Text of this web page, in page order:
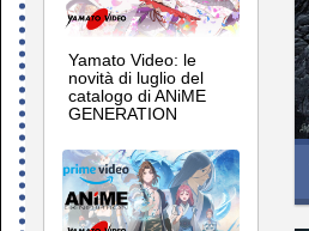
Yamato Video: le
novità di luglio del
catalogo di ANiME
GENERATION